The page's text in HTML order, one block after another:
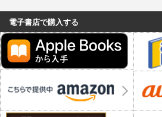
電子書店で購入する